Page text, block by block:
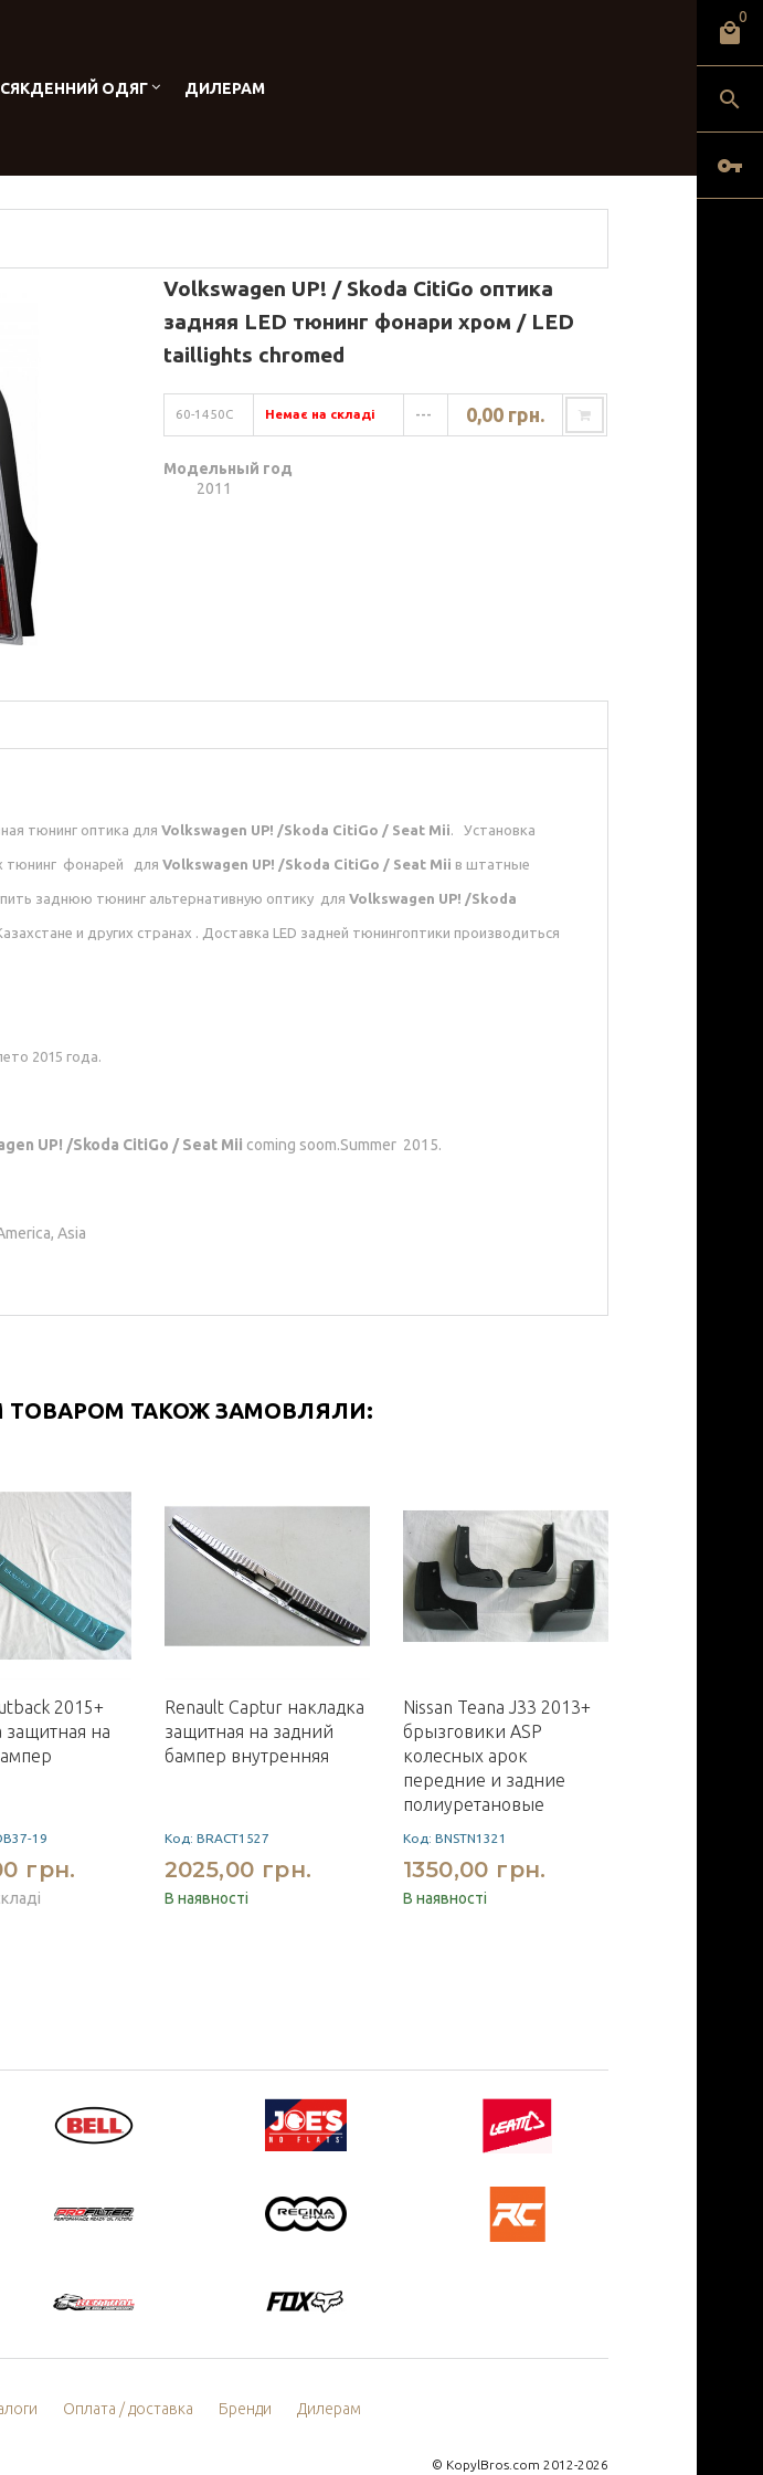
0
ОДЯГ ДИЛЕРАМ
Volkswagen UP! / Skoda CitiGo оптика
задняя LED тюнинг фонари хром / LED
taillights chromed
60-1450C Немає на складі --- 0,00 грн.
Модельный год
2011
тюнинг оптика для Volkswagen UP! /Skoda CitiGo / Seat Mii . Установка
тюнинг фонарей для Volkswagen UP! /Skoda CitiGo / Seat Mii в штатные
заднюю тюнинг альтернативную оптику для Volkswagen UP! /Skoda
и других странах . Доставка LED задней тюнингоптики производиться
2015 года.
UP! /Skoda CitiGo / Seat Mii coming soom.Summer 2015.
Asia
ТОВАРОМ ТАКОЖ ЗАМОВЛЯЛИ:
2015+
защитная на
19
грн.
Renault Captur накладка
защитная на задний
бампер внутренняя
Код: BRACT1527
2025,00 грн.
В наявності
Nissan Teana J33 2013+
брызговики ASP
колесных арок
передние и задние
полиуретановые
Код: BNSTN1321
1350,00 грн.
В наявності
Оплата / доставка Бренди Дилерам
© KopylBros.com 2012-2026